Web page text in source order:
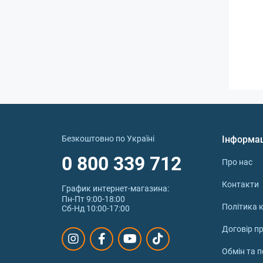
Безкоштовно по Україні
0 800 339 712
График интернет‑магазина:
Пн-Пт 9:00-18:00
Сб-Нд 10:00-17:00
Про нас
Контакти
Політика
Договір
Обмін та